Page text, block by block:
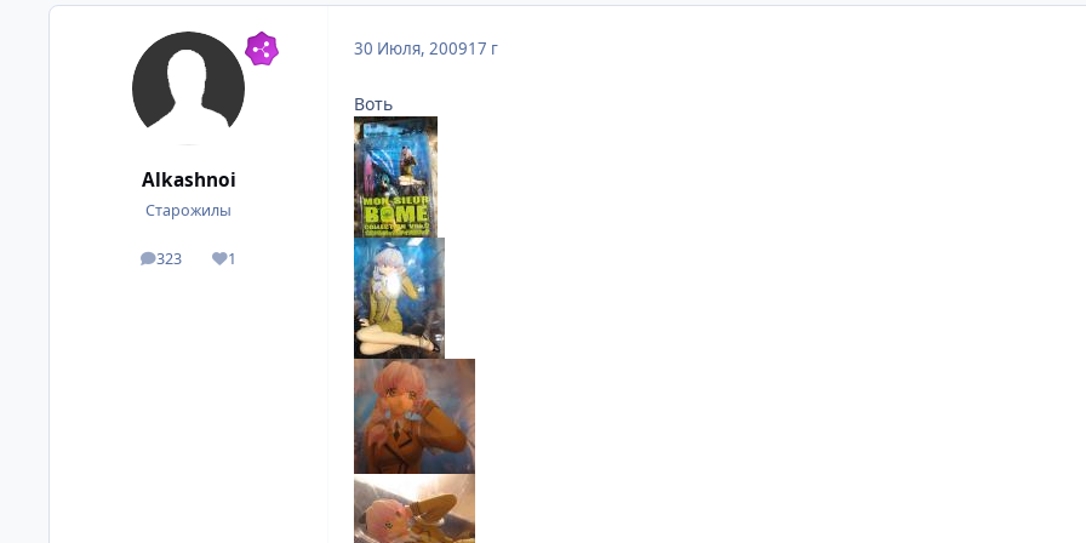
Alkashnoi
Старожилы
323
посты 1
Репутация
30 Июля, 200917 г
Воть